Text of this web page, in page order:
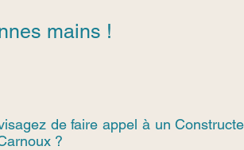
mains !
de faire appel à un
?